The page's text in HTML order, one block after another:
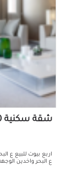
شقة سكنية 350م للبيع كاش بمركز الفيوم الفيوم
اربع بيوت للبيع ع
ع البحر واخدين